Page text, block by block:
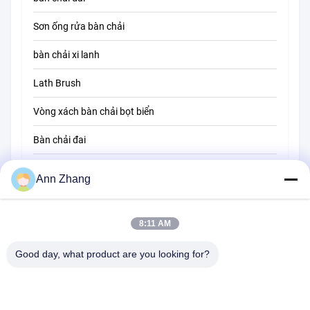
Bàn chải làm sạch rơm
Sơn ống rửa bàn chải
bàn chải xi lanh
Lath Brush
Vòng xách bàn chải bọt biển
Bàn chải đai
Bàn chải quét
Bàn chải đầu dây
Ann Zhang
8:11 AM
Good day, what product are you looking for?